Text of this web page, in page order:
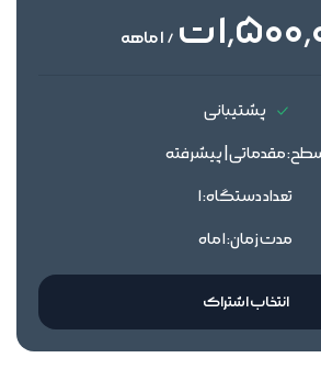
ت / 1 ماهه
پشتیبانی
مقدماتی | پیشرفته
تعداد دستگاه: 1
مدت زمان: 1 ماه
انتخاب اشتراک